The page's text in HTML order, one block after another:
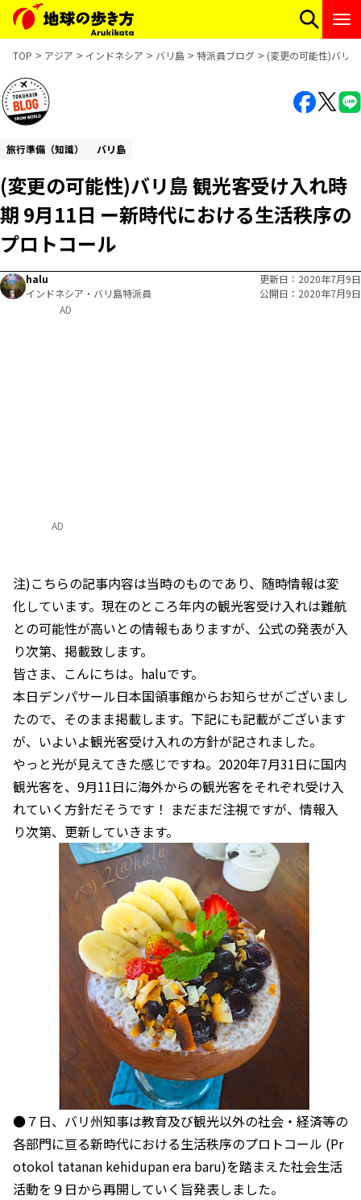
TOP アジア インドネシア バリ島 特派員ブログ (変更の可能性)バリ
旅行準備（知識） バリ島
(変更の可能性)バリ島 観光客受け入れ時
期 9月11日 ー新時代における生活秩序の
プロトコール
halu
インドネシア・バリ島特派員
更新日
2020年7月9日
公開日
2020年7月9日
AD
注)こちらの記事内容は当時のものであり、随時情報は変
化しています。現在のところ年内の観光客受け入れは難航
との可能性が高いとの情報もありますが、公式の発表が入
り次第、掲載致します。
皆さま、こんにちは。haluです。
本日デンパサール日本国領事館からお知らせがございまし
たので、そのまま掲載します。下記にも記載がございます
が、いよいよ観光客受け入れの方針が記されました。
やっと光が見えてきた感じですね。2020年7月31日に国内
観光客を、9月11日に海外からの観光客をそれぞれ受け入
れていく方針だそうです！ まだまだ注視ですが、情報入
り次第、更新していきます。
●７日、バリ州知事は教育及び観光以外の社会・経済等の
各部門に亘る新時代における生活秩序のプロトコール (Pr
otokol tatanan kehidupan era baru)を踏まえた社会生活
活動を９日から再開していく旨発表しました。
AD